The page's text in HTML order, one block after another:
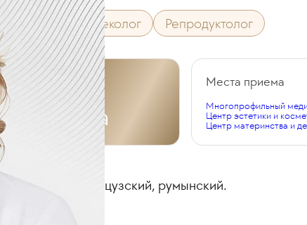
Акушер-гинеколог Репродуктолог
Общий стаж
34 года
Места приема
Многопрофильный
Центр эстетики и
Центр материнства и
Русский, французский, румынский.